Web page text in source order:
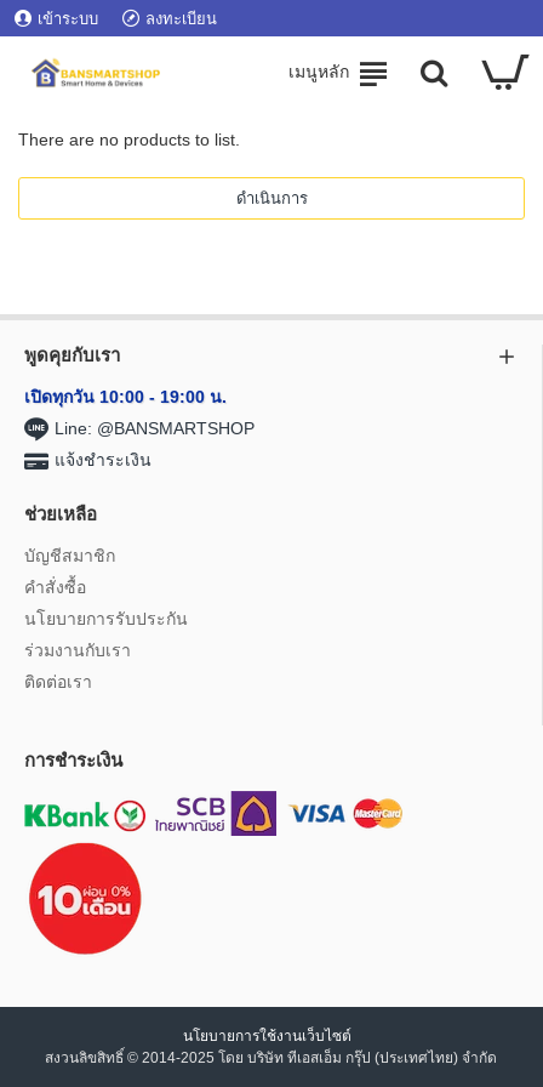
เข้าระบบ ลงทะเบียน
There are no products to list.
ดำเนินการ
พูดคุยกับเรา
เปิดทุกวัน 10:00 - 19:00 น.
Line: @BANSMARTSHOP
แจ้งชำระเงิน
ช่วยเหลือ
บัญชีสมาชิก
คำสั่งซื้อ
นโยบายการรับประกัน
ร่วมงานกับเรา
ติดต่อเรา
การชำระเงิน
นโยบายการใช้งานเว็บไซต์
สงวนลิขสิทธิ์ © 2014-2025 โดย บริษัท ทีเอสเอ็ม กรุ๊ป (ประเทศไทย) จำกัด